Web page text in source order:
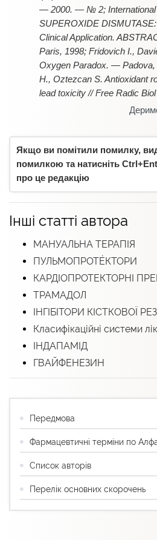
— 2000. — № 2; International
SUPEROXIDE
Clinical Application.
Paris, 1998; Fridovich I.,
Oxygen Paradox. — Padova,
H., Oztezcan S. Antioxidant
lead toxicity // Free Radic
Якщо ви помітили помилку,
помилкою та натисніть
про це редакцію
Інші статті автора
МАНУАЛЬНА ТЕРАПІЯ
ПУЛЬМОПРОТÉКТОРИ
КАРДІОПРОТЕКТОРНІ
ТРАМАДОЛ
ІНГІБІТОРИ КІСТКОВОЇ
Класифікаційні системи
ІНДАПАМІД
ГВАЙФЕНЕЗИН
Передмова
Фармацевтичні терміни по
Список авторів
Перелік основних скорочень